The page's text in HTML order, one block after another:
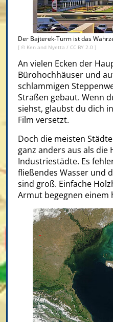
Der Bajterek-Turm ist das
[ © Ken and Nyetta / CC BY 2.0 ]
An vielen Ecken der
Bürohochhäuser und
schlammigen
Straßen gebaut. Wenn
siehst, glaubst du dich
Film versetzt.
Doch die meisten
ganz anders aus als die
Industriestädte. Es
fließendes Wasser und
sind groß. Einfache
Armut begegnen einem